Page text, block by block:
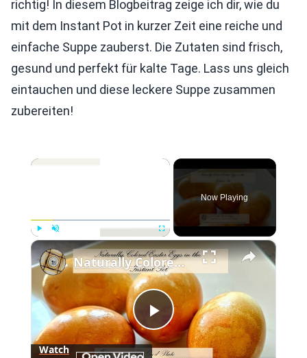
richtig! In diesem Blogbeitrag zeige ich dir, wie du
mit dem Instant Pot in kurzer Zeit eine reiche und
einfache Suppe zauberst. Die Zutaten sind frisch,
gesund und perfekt für kalte Tage. Lass uns gleich
eintauchen und diese leckere Suppe zusammen
zubereiten!
×
Now Playing
×
Play
Naturally Colored Easter Eggs in the Instant Pot
Watch